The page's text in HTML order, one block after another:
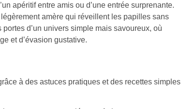
apéritif entre amis ou d’une entrée surprenante.
amère qui réveillent les papilles sans
d’un univers simple mais savoureux, où
et d’évasion gustative.
à des astuces pratiques et des recettes simples